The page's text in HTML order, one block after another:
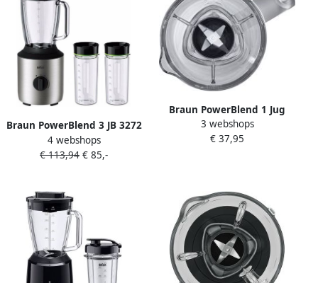
Braun PowerBlend 3 JB 3272
SI | Keuken- en
Kookartikelen |
8021098772381
4 webshops
€ 113,94 € 85,-
Braun PowerBlend 1 Jug
blender JB 1000 White
Blender
3 webshops
€ 37,95